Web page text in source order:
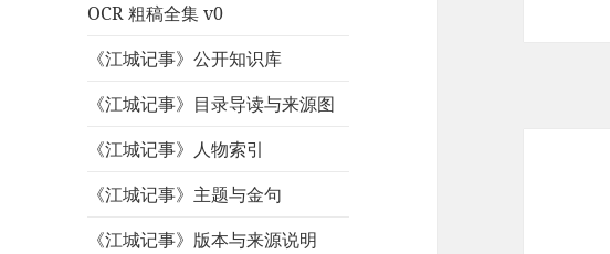
OCR 粗稿全集 v0
《江城记事》公开知识库
《江城记事》目录导读与来源图
《江城记事》人物索引
《江城记事》主题与金句
《江城记事》版本与来源说明